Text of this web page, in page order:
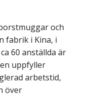
och
fabrik i Kina, i
60 anställda är
uppfyller
arbetstid,
över